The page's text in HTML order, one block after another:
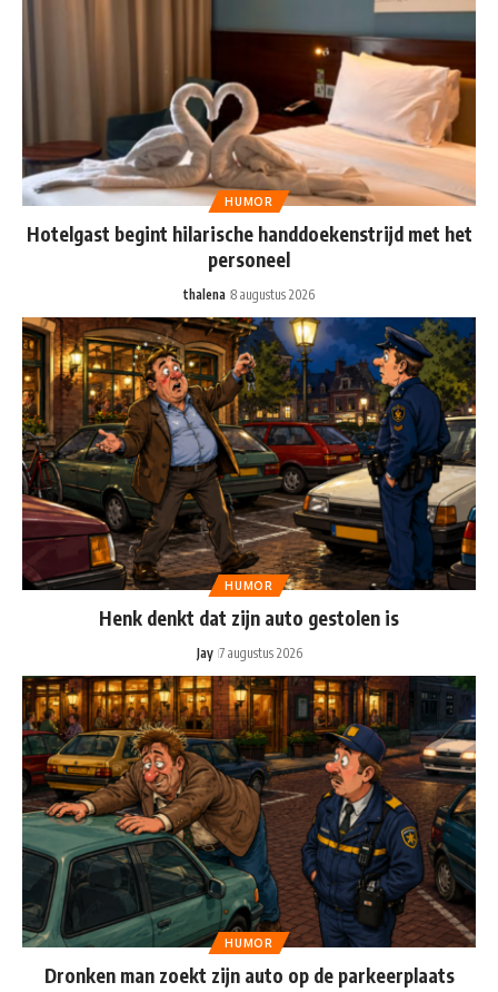
HUMOR
Hotelgast begint hilarische handdoekenstrijd met het
personeel
thalena 8 augustus 2026
HUMOR
Henk denkt dat zijn auto gestolen is
Jay 7 augustus 2026
HUMOR
Dronken man zoekt zijn auto op de parkeerplaats